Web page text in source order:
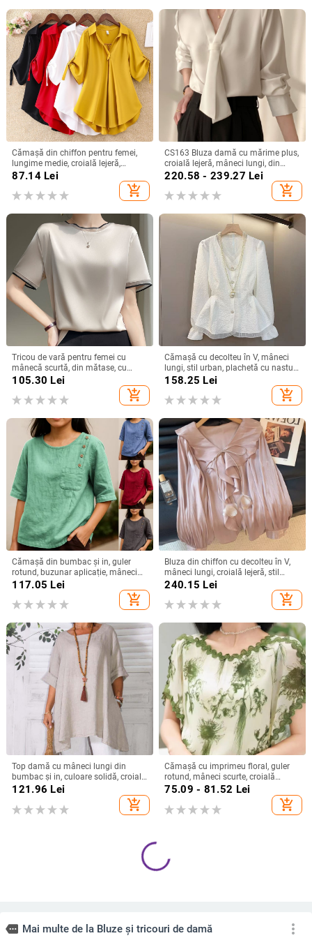
Cămașă din chiffon pentru femei,
lungime medie, croială lejeră,
mâneci scurte, model uni, conținut
87.14Lei
add_shopping_cart
CS163 Bluza damă cu mărime plus,
croială lejeră, mâneci lungi, din
șifon cu șnur, top office de bază
220.58 - 239.27 Lei
add_shopping_cart
Tricou de vară pentru femei cu
mânecă scurtă, din mătase, cu
guler rotund și organza, cu bază de
satin și acid acetic, vrac, din mătase
Mulberry
105.30 Lei
add_shopping_cart
Cămașă cu decolteu în V, mâneci
lungi, stil urban, plachetă cu nasturi,
croială standard
158.25 Lei
add_shopping_cart
Cămașă din bumbac și in, guler
rotund, buzunar aplicație, mâneci
3/4, stil pulover
117.05 Lei
add_shopping_cart
Bluza din chiffon cu decolteu în V,
mâneci lungi, croială lejeră, stil
elegant
240.15 Lei
add_shopping_cart
Top damă cu mâneci lungi din
bumbac și in, culoare solidă, croială
lejeră, guler rotund, detalii de
121.96 Lei
add_shopping_cart
Cămașă cu imprimeu floral, guler
rotund, mâneci scurte, croială
relaxată, țesătură spandex (50–
75.09 - 81.52 Lei
add_shopping_cart